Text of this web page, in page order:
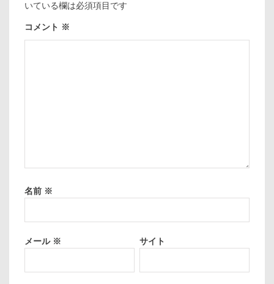
いている欄は必須項目です
コメント ※
名前 ※
メール ※ サイト